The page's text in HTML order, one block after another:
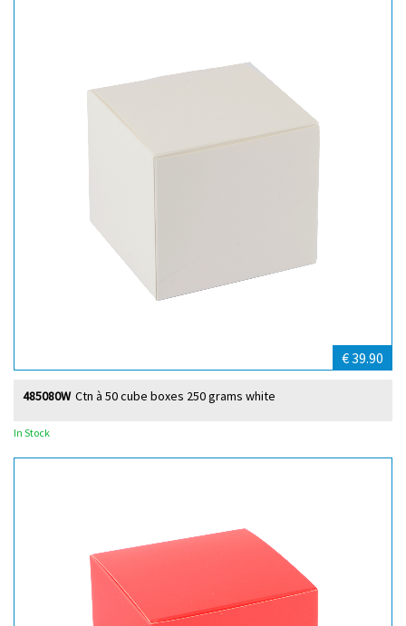
€ 39.90
Ctn à 50 cube boxes 250 grams white
485080W
In Stock